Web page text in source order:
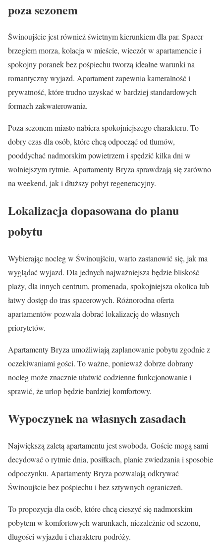
poza sezonem
Świnoujście jest również świetnym kierunkiem dla par. Spacer
brzegiem morza, kolacja w mieście, wieczór w apartamencie i
spokojny poranek bez pośpiechu tworzą idealne warunki na
romantyczny wyjazd. Apartament zapewnia kameralność i
prywatność, które trudno uzyskać w bardziej standardowych
formach zakwaterowania.
Poza sezonem miasto nabiera spokojniejszego charakteru. To
dobry czas dla osób, które chcą odpocząć od tłumów,
pooddychać nadmorskim powietrzem i spędzić kilka dni w
wolniejszym rytmie. Apartamenty Bryza sprawdzają się zarówno
na weekend, jak i dłuższy pobyt regeneracyjny.
Lokalizacja dopasowana do planu
pobytu
Wybierając nocleg w Świnoujściu, warto zastanowić się, jak ma
wyglądać wyjazd. Dla jednych najważniejsza będzie bliskość
plaży, dla innych centrum, promenada, spokojniejsza okolica lub
łatwy dostęp do tras spacerowych. Różnorodna oferta
apartamentów pozwala dobrać lokalizację do własnych
priorytetów.
Apartamenty Bryza umożliwiają zaplanowanie pobytu zgodnie z
oczekiwaniami gości. To ważne, ponieważ dobrze dobrany
nocleg może znacznie ułatwić codzienne funkcjonowanie i
sprawić, że urlop będzie bardziej komfortowy.
Wypoczynek na własnych zasadach
Największą zaletą apartamentu jest swoboda. Goście mogą sami
decydować o rytmie dnia, posiłkach, planie zwiedzania i sposobie
odpoczynku. Apartamenty Bryza pozwalają odkrywać
Świnoujście bez pośpiechu i bez sztywnych ograniczeń.
To propozycja dla osób, które chcą cieszyć się nadmorskim
pobytem w komfortowych warunkach, niezależnie od sezonu,
długości wyjazdu i charakteru podróży.